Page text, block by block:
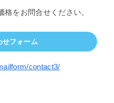
をお問合せください。
せフォーム
contact3/